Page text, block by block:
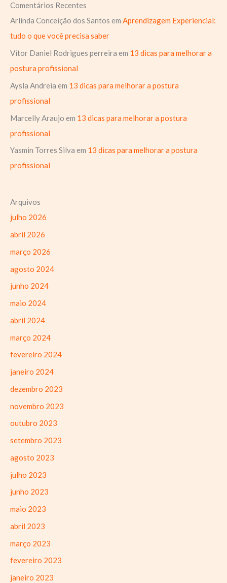
Comentários Recentes
Arlinda Conceição dos Santos em Aprendizagem Experiencial:
tudo o que você precisa saber
Vitor Daniel Rodrigues perreira em 13 dicas para melhorar a
postura profissional
Aysla Andreia em 13 dicas para melhorar a postura
profissional
Marcelly Araujo em 13 dicas para melhorar a postura
profissional
Yasmin Torres Silva em 13 dicas para melhorar a postura
profissional
Arquivos
julho 2026
abril 2026
março 2026
agosto 2024
junho 2024
maio 2024
abril 2024
março 2024
fevereiro 2024
janeiro 2024
dezembro 2023
novembro 2023
outubro 2023
setembro 2023
agosto 2023
julho 2023
junho 2023
maio 2023
abril 2023
março 2023
fevereiro 2023
janeiro 2023